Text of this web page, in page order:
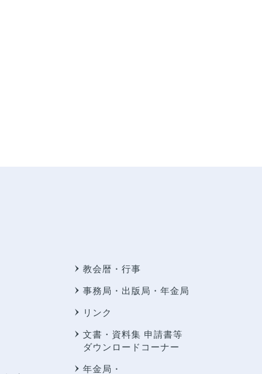
教会暦・行事
事務局・出版局・年金局
リンク
文書・資料集 申請書等
ダウンロードコーナー
年金局・